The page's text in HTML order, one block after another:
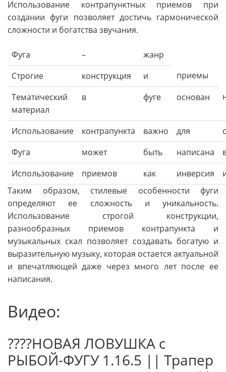
Использование контрапунктных приемов при
создании фуги позволяет достичь гармонической
сложности и богатства звучания.
Фуга –
жанр
Строгие
конструкция и
приемы
Тематический
материал
в фуге основан
Использование контрапункта важно для
Фуга
может быть написана
Использование
приемов как инверсия
Таким образом, стилевые особенности фуги
определяют ее сложность и уникальность.
Использование строгой конструкции,
разнообразных приемов контрапункта и
музыкальных скал позволяет создавать богатую и
выразительную музыку, которая остается актуальной
и впечатляющей даже через много лет после ее
написания.
Видео:
????НОВАЯ ЛОВУШКА с
РЫБОЙ-ФУГУ 1.16.5 || Трапер